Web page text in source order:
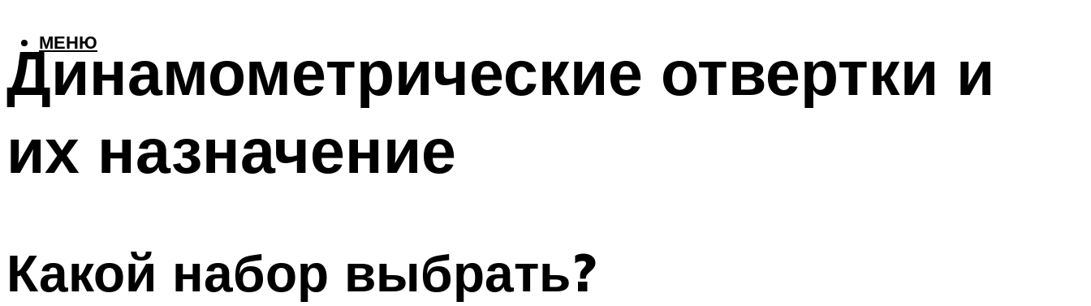
МЕНЮ
Динамометрические отвертки и
их назначение
Какой набор выбрать?